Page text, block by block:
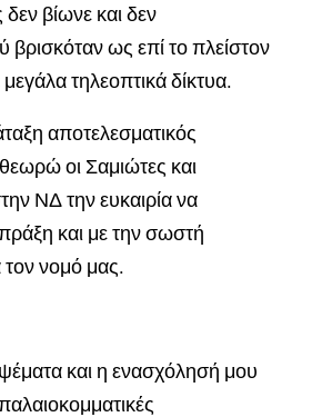
βίωνε και δεν
ως επί το πλείστον
τηλεοπτικά δίκτυα.
αποτελεσματικός
οι Σαμιώτες και
ΝΔ την ευκαιρία να
και με την σωστή
τον νομό μας.
ψέματα και η ενασχόλησή μου